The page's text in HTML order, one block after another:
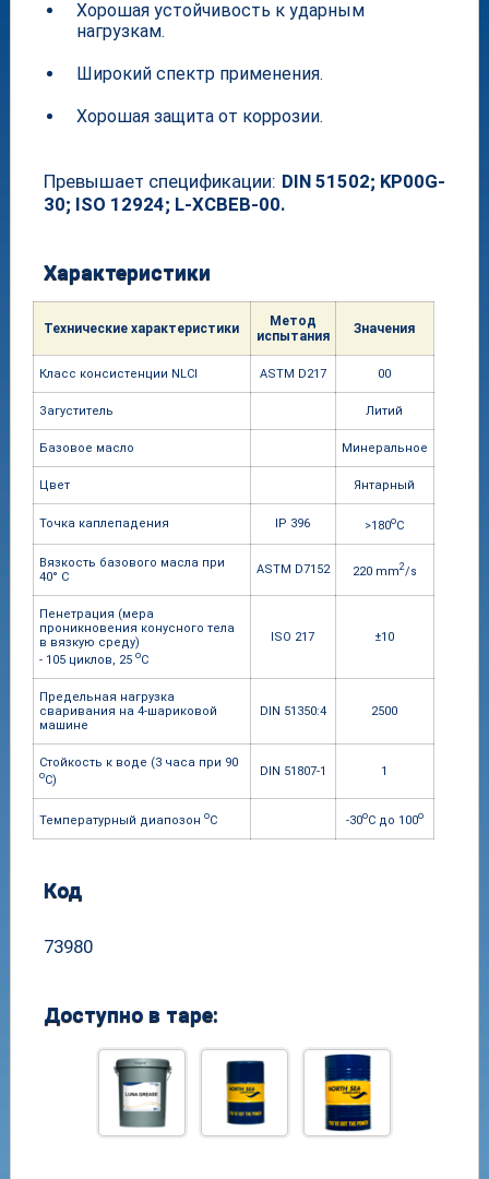
Хорошая устойчивость к ударным
нагрузкам.
Широкий спектр применения.
Хорошая защита от коррозии.
Превышает спецификации: DIN 51502; KP00G-
30; ISO 12924; L-XCBEB-00.
Характеристики
Технические характеристики
Метод
испытания
Значения
Класс консистенции NLCI ASTM D217 00
Загуститель Литий
Базовое масло Минеральное
Цвет Янтарный
Точка каплепадения IP 396 >180oC
Вязкость базового масла при
40° С
ASTM D7152 220 mm2/s
Пенетрация (мера
проникновения конусного тела
в вязкую среду)
- 105 циклов, 25 oC
ISO 217 ±10
Предельная нагрузка
сваривания на 4-шариковой
машине
DIN 51350:4 2500
Стойкость к воде (3 часа при 90
oC)
DIN 51807-1 1
Температурный диапозон oC -30oС до 100o
Код
73980
Доступно в таре: